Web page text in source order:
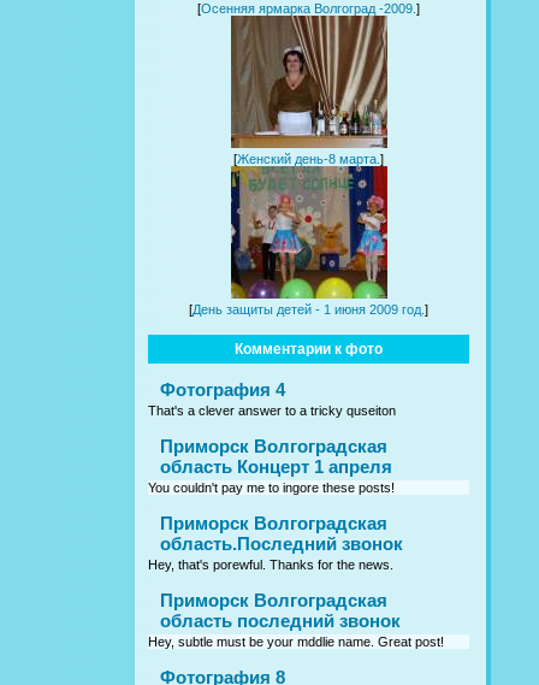
[Осенняя ярмарка Волгоград -2009. ]
[Женский день-8 марта. ]
[День защиты детей - 1 июня 2009 год. ]
Комментарии к фото
Фотография 4
That's a clever answer to a tricky quseiton
Приморск Волгоградская
область Концерт 1 апреля
You couldn't pay me to ingore these posts!
Приморск Волгоградская
область.Последний звонок
Hey, that's porewful. Thanks for the news.
Приморск Волгоградская
область последний звонок
Hey, subtle must be your mddlie name. Great post!
Фотография 8